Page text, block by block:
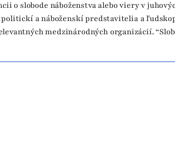
o slobode náboženstva alebo viery v
politickí a náboženskí predstavitelia a
medzinárodných organizácií.